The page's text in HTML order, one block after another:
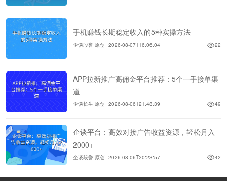
手机赚钱长期稳定收入的5种实操方法
企谈段誉 原创 2026-08-07T16:06:04 22
APP拉新推广高佣金平台推荐：5个一手接单渠
道
企谈长生 原创 2026-08-06T21:48:39 49
企谈平台：高效对接广告收益资源，轻松月入
2000+
企谈段誉 原创 2026-08-06T20:23:57 42